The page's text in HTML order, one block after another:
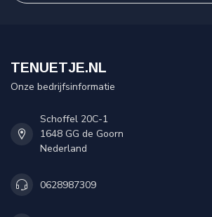
TENUETJE.NL
Onze bedrijfsinformatie
Schoffel 20C-1
1648 GG de Goorn
Nederland
0628987309